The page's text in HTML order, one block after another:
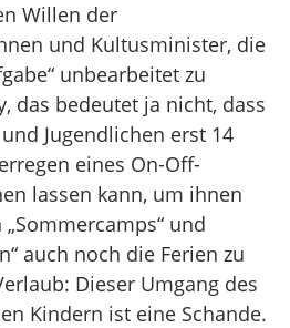
Willen der
und Kultusminister, die
unbearbeitet zu
das bedeutet ja nicht, dass
Jugendlichen erst 14
eines On-Off-
lassen kann, um ihnen
und
auch noch die Ferien zu
Dieser Umgang des
Kindern ist eine Schande.